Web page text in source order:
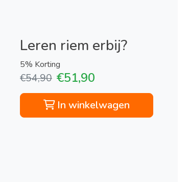
Leren riem erbij?
5% Korting
€54,90 €51,90
In winkelwagen